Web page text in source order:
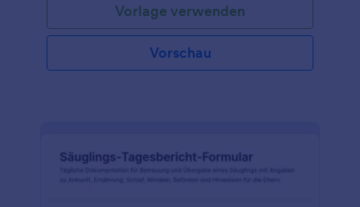
Vorlage verwenden
Vorschau